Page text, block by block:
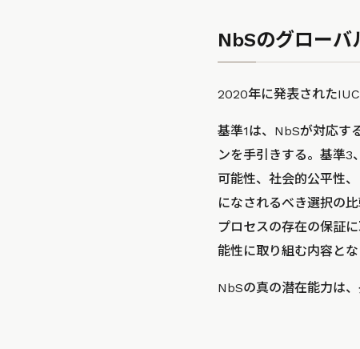
NbSのグローバ
2020年に発表された
基準1は、NbSが対応す
ンを手引きする。基準3
可能性、社会的公平性
になされるべき選択の
プロセスの存在の保証
能性に取り組む内容とな
NbSの真の潜在能力は